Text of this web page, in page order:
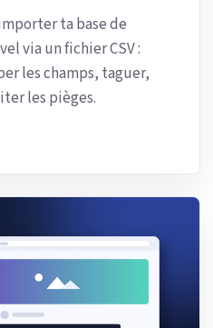
ta base de
via un fichier CSV :
les champs, taguer,
les pièges.